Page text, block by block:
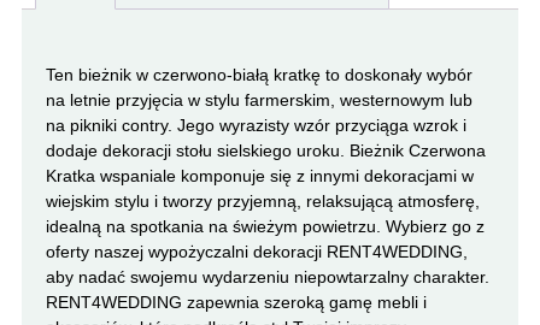
Ten bieżnik w czerwono-białą kratkę to doskonały wybór
na letnie przyjęcia w stylu farmerskim, westernowym lub
na pikniki contry. Jego wyrazisty wzór przyciąga wzrok i
dodaje dekoracji stołu sielskiego uroku. Bieżnik Czerwona
Kratka wspaniale komponuje się z innymi dekoracjami w
wiejskim stylu i tworzy przyjemną, relaksującą atmosferę,
idealną na spotkania na świeżym powietrzu. Wybierz go z
oferty naszej wypożyczalni dekoracji RENT4WEDDING,
aby nadać swojemu wydarzeniu niepowtarzalny charakter.
RENT4WEDDING zapewnia szeroką gamę mebli i